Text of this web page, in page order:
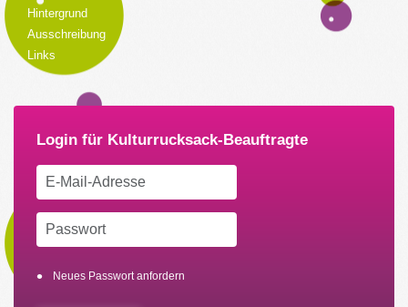
Hintergrund
Ausschreibung
Links
Neues Passwort anfordern